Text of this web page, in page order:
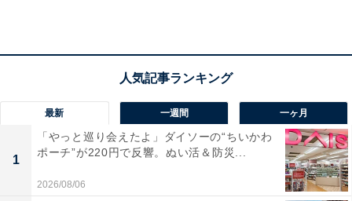
ユーザーからは「ルームミラーが見やすくなった」「画
質が綺麗で安心」と評判です。一方で、「慣れるまで距
離感が少し掴みにくい」という声も。後方の死角をなく
して安全運転を心がけたい人や、多機能なミラー型を求
めている人には、おすすめの商品といえそうです。
最新 一週間 一ヶ月
1
「やっと巡り会えたよ」ダイソーの“ちいかわ
ポーチ”が220円で反響。ぬい活＆防災...
2026/08/06